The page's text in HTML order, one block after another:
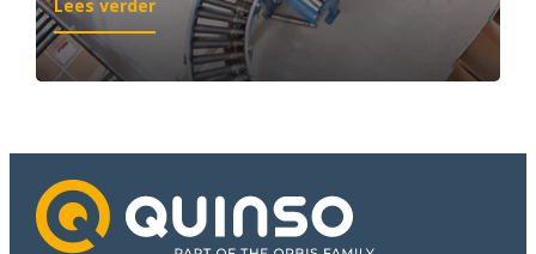
Lees verder
Wat
‘de